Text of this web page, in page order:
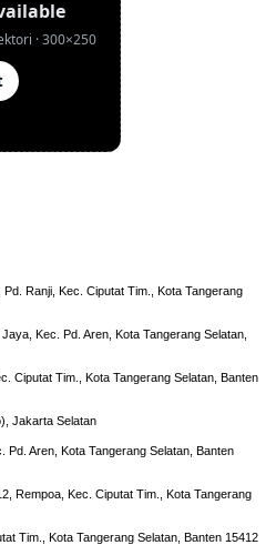
Ranji, Kec. Ciputat Tim., Kota Tangerang
Kec. Pd. Aren, Kota Tangerang Selatan,
Ciputat Tim., Kota Tangerang Selatan, Banten
Jakarta Selatan
Pd. Aren, Kota Tangerang Selatan, Banten
Rempoa, Kec. Ciputat Tim., Kota Tangerang
Tim., Kota Tangerang Selatan, Banten 15412